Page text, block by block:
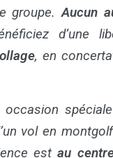
groupe.Aucun
d’une
, en
occasion
vol en
estau